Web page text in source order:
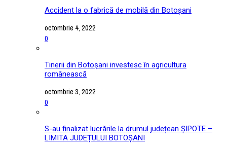
Accident la o fabrică de mobilă din Botoșani
octombrie 4, 2022
0
Tinerii din Botoșani investesc în agricultura
românească
octombrie 3, 2022
0
S-au finalizat lucrările la drumul județean ȘIPOTE –
LIMITA JUDEȚULUI BOTOȘANI